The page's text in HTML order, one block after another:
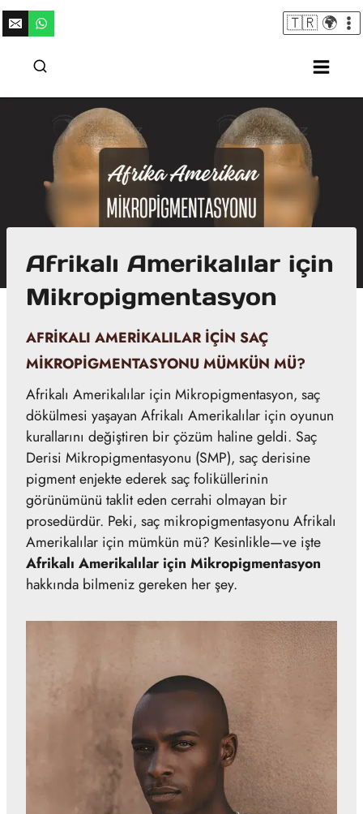
Skip
to
🇹🇷 🌍
Afrikalı Amerikalılar için
Mikropigmentasyon
AFRIKALI AMERIKALILAR IÇIN SAÇ
MIKROPIGMENTASYONU MÜMKÜN MÜ?
Afrikalı Amerikalılar için Mikropigmentasyon, saç
dökülmesi yaşayan Afrikalı Amerikalılar için oyunun
kurallarını değiştiren bir çözüm haline geldi. Saç
Derisi Mikropigmentasyonu (SMP), saç derisine
pigment enjekte ederek saç foliküllerinin
görünümünü taklit eden cerrahi olmayan bir
prosedürdür. Peki, saç mikropigmentasyonu Afrikalı
Amerikalılar için mümkün mü? Kesinlikle—ve işte
Afrikalı Amerikalılar için Mikropigmentasyon
hakkında bilmeniz gereken her şey.